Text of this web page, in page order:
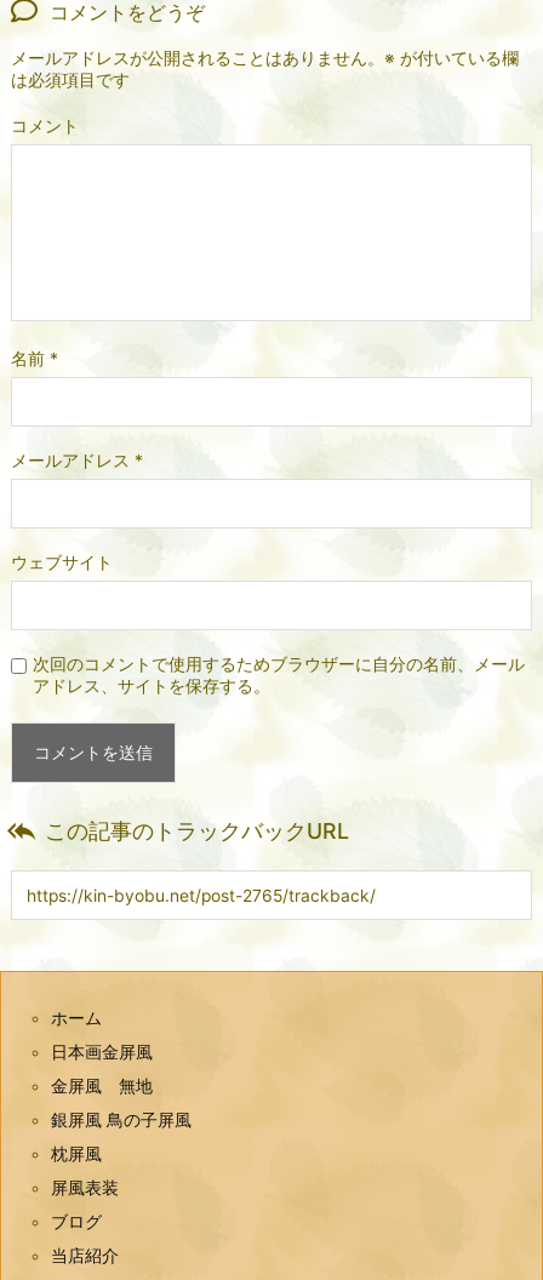
コメントをどうぞ
メールアドレスが公開されることはありません。 ※ が付いている欄
は必須項目です
コメント
名前 *
メールアドレス *
ウェブサイト
次回のコメントで使用するためブラウザーに自分の名前、メール
アドレス、サイトを保存する。
 この記事のトラックバックURL
ホーム
日本画金屏風
金屏風 無地
銀屏風 鳥の子屏風
枕屏風
屏風表装
ブログ
当店紹介